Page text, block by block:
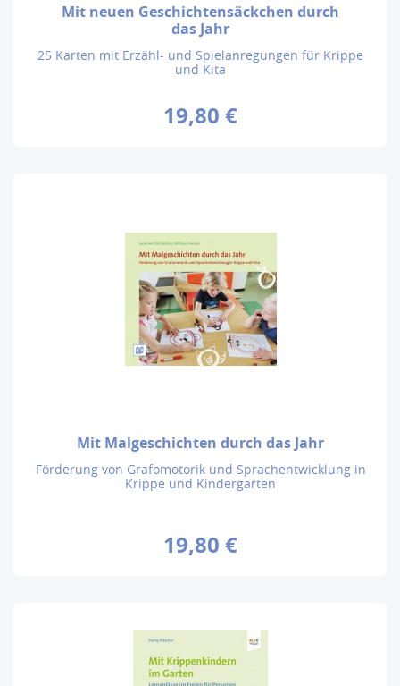
Mit neuen Geschichtensäckchen durch
das Jahr
25 Karten mit Erzähl- und Spielanregungen für Krippe
und Kita
19,80 €
Mit Malgeschichten durch das Jahr
Förderung von Grafomotorik und Sprachentwicklung in
Krippe und Kindergarten
19,80 €